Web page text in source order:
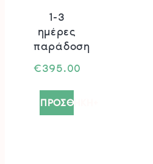
1-3
ημέρες
παράδοση
€395.00
ΠΡΟΣΘΗΚΗ+